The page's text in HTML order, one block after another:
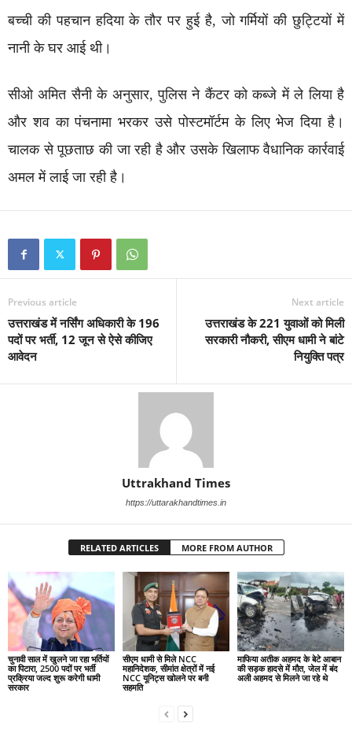
बच्ची की पहचान हदिया के तौर पर हुई है, जो गर्मियों की छुट्टियों में
नानी के घर आई थी।
सीओ अमित सैनी के अनुसार, पुलिस ने कैंटर को कब्जे में ले लिया है
और शव का पंचनामा भरकर उसे पोस्टमॉर्टम के लिए भेज दिया है।
चालक से पूछताछ की जा रही है और उसके खिलाफ वैधानिक कार्रवाई
अमल में लाई जा रही है।
Previous article
उत्तराखंड में नर्सिंग अधिकारी के 196
पदों पर भर्ती, 12 जून से ऐसे कीजिए
आवेदन
Next article
उत्तराखंड के 221 युवाओं को मिली
सरकारी नौकरी, सीएम धामी ने बांटे
नियुक्ति पत्र
Uttrakhand Times
https://uttarakhandtimes.in
RELATED ARTICLES MORE FROM AUTHOR
चुनावी साल में खुलने जा रहा भर्तियों
का पिटारा, 2500 पदों पर भर्ती
प्रक्रिया जल्द शुरू करेगी धामी
सरकार
सीएम धामी से मिले NCC
महानिदेशक, सीमांत क्षेत्रों में नई
NCC यूनिट्स खोलने पर बनी
सहमति
माफिया अतीक अहमद के बेटे आबान
की सड़क हादसे में मौत, जेल में बंद
अली अहमद से मिलने जा रहे थे